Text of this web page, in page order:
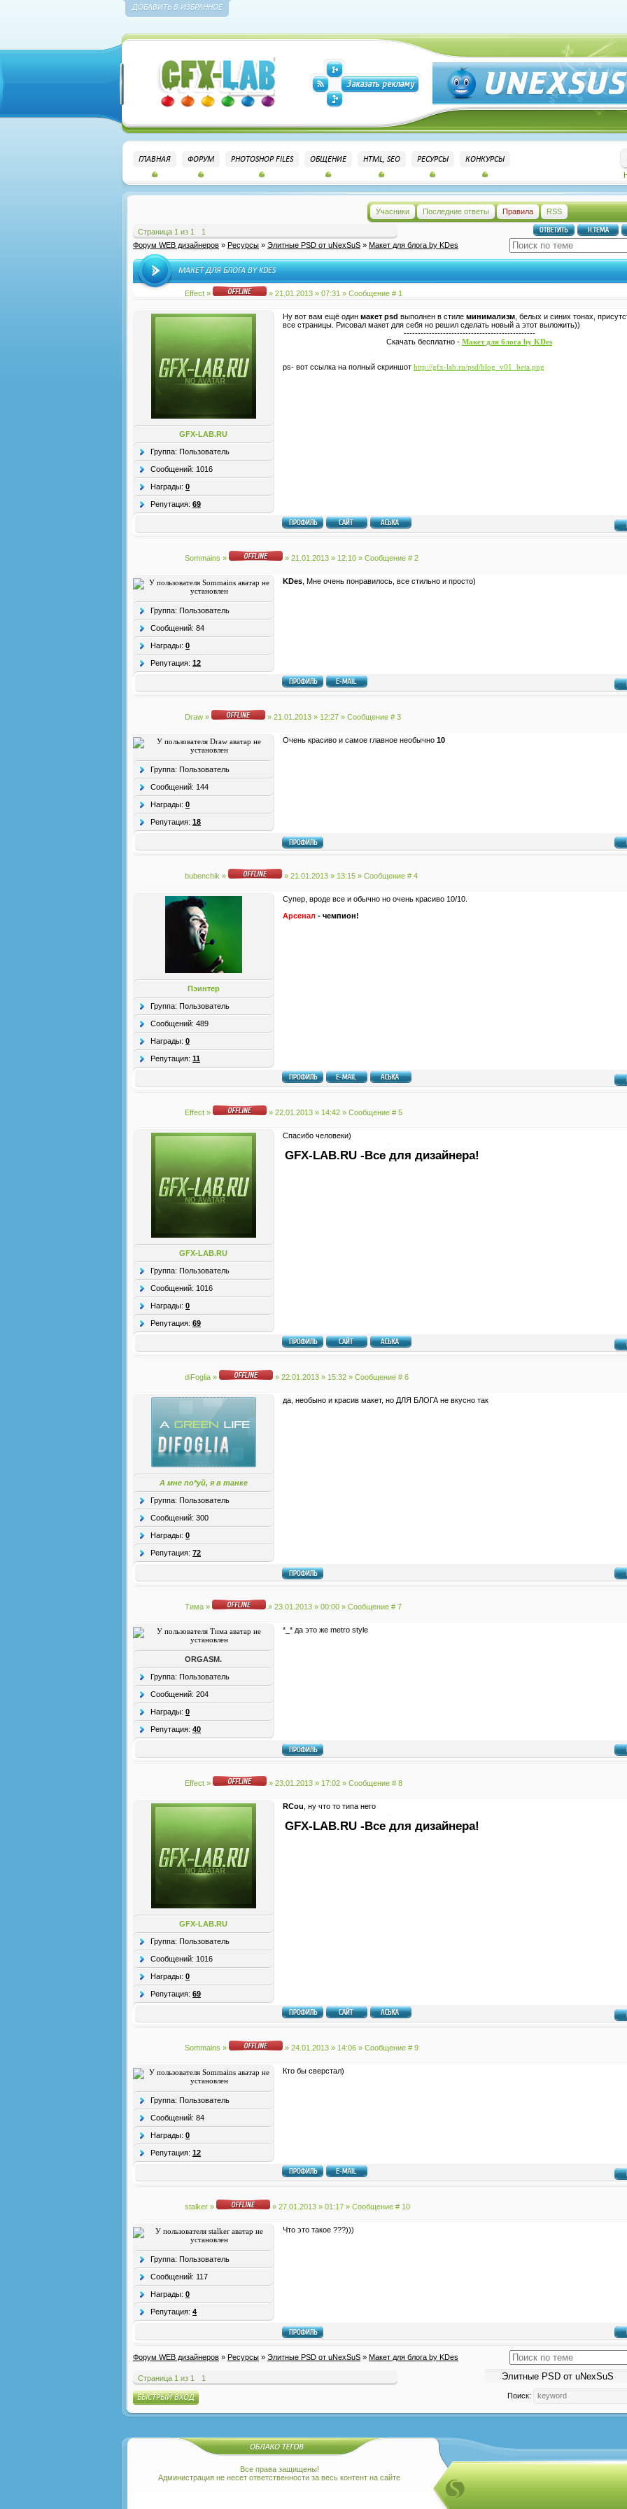
ДОБАВИТЬ В ИЗБРАННОЕ
ГЛАВНАЯ ФОРУМ PHOTOSHOP FILES ОБЩЕНИЕ HTML, SEO РЕСУРСЫ
КОНКУРСЫ
Учасники Последние ответы Правила RSS
Страница 1 из 1
1
Форум WEB дизайнеров » Ресурсы » Элитные PSD от uNexSuS » Макет для блога by KDes
МАКЕТ ДЛЯ БЛОГА BY KDES
Effect » » 21.01.2013 » 07:31 » Сообщение # 1
GFX-LAB.RU
Группа: Пользователь
Сообщений: 1016
Награды: 0
Репутация: 69
Ну вот вам ещё один макет psd выполнен в стиле минимализм , белых и синих тонах,
все страницы. Рисовал макет для себя но решил сделать новый а этот выложить))
-----------------------------------------------
Скачать бесплатно - Макет для блога by KDes
ps- вот ссылка на полный скриншот http://gfx-lab.ru/psd/blog_v01_beta.png
Sommains » » 21.01.2013 » 12:10 » Сообщение # 2
Группа: Пользователь
Сообщений: 84
Награды: 0
Репутация: 12
KDes , Мне очень понравилось, все стильно и просто)
Draw » » 21.01.2013 » 12:27 » Сообщение # 3
Группа: Пользователь
Сообщений: 144
Награды: 0
Репутация: 18
Очень красиво и самое главное необычно 10
bubenchik » » 21.01.2013 » 13:15 » Сообщение # 4
Пэинтер
Группа: Пользователь
Сообщений: 489
Награды: 0
Репутация: 11
Супер, вроде все и обычно но очень красиво 10/10.
Арсенал - чемпион!
Effect » » 22.01.2013 » 14:42 » Сообщение # 5
GFX-LAB.RU
Группа: Пользователь
Сообщений: 1016
Награды: 0
Репутация: 69
Спасибо человеки)
GFX-LAB.RU -Все для дизайнера!
diFoglia » » 22.01.2013 » 15:32 » Сообщение # 6
А мне по*уй, я в танке
Группа: Пользователь
Сообщений: 300
Награды: 0
Репутация: 72
да, необыно и красив макет, но ДЛЯ БЛОГА не вкусно так
Тима » » 23.01.2013 » 00:00 » Сообщение # 7
ORGASM.
Группа: Пользователь
Сообщений: 204
Награды: 0
Репутация: 40
*_* да это же metro style
Effect » » 23.01.2013 » 17:02 » Сообщение # 8
GFX-LAB.RU
Группа: Пользователь
Сообщений: 1016
Награды: 0
Репутация: 69
RCou , ну что то типа него
GFX-LAB.RU -Все для дизайнера!
Sommains » » 24.01.2013 » 14:06 » Сообщение # 9
Группа: Пользователь
Сообщений: 84
Награды: 0
Репутация: 12
Кто бы сверстал)
stalker » » 27.01.2013 » 01:17 » Сообщение # 10
Группа: Пользователь
Сообщений: 117
Награды: 0
Репутация: 4
Что это такое ???)))
Форум WEB дизайнеров » Ресурсы » Элитные PSD от uNexSuS » Макет для блога by KDes
Страница 1 из 1 1
Поиск:
Все права защищены!
Администрация не несет ответственности за весь контент на сайте